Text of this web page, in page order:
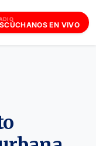
EN VIVO